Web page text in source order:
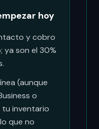
hoy
y cobro
ya son el 30%
(aunque
o
inventario
que no